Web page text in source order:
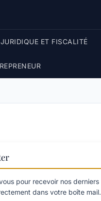
JURIDIQUE ET FISCALITÉ
pour recevoir nos derniers
dans votre boîte mail.